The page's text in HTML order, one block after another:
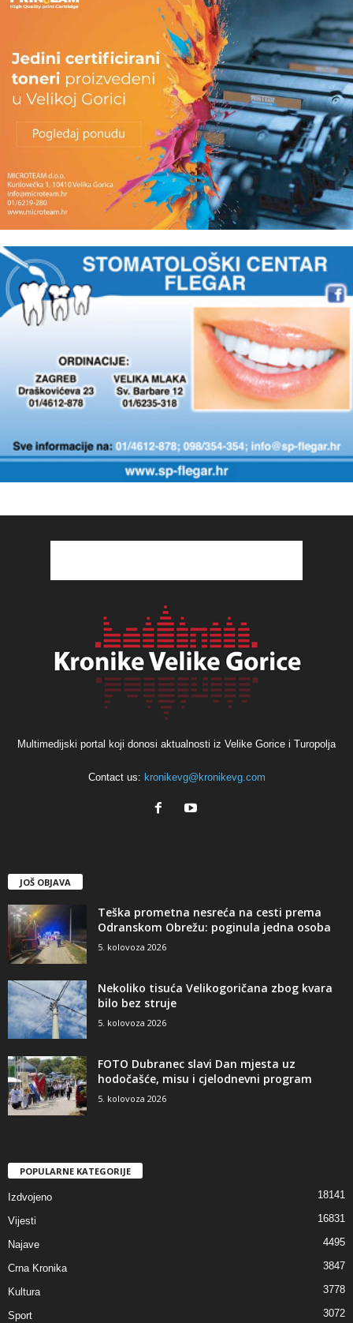
Multimedijski portal koji donosi aktualnosti iz Velike Gorice i Turopolja
Contact us: kronikevg@kronikevg.com
JOŠ OBJAVA
Teška prometna nesreća na cesti prema
Odranskom Obrežu: poginula jedna osoba
5. kolovoza 2026
Nekoliko tisuća Velikogoričana zbog kvara
bilo bez struje
5. kolovoza 2026
FOTO Dubranec slavi Dan mjesta uz
hodočašće, misu i cjelodnevni program
5. kolovoza 2026
POPULARNE KATEGORIJE
Izdvojeno 18141
Vijesti 16831
Najave 4495
Crna Kronika 3847
Kultura 3778
Sport 3072